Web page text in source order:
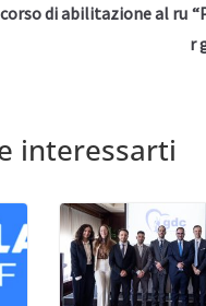
corso di abilitazione al ru
r
interessarti